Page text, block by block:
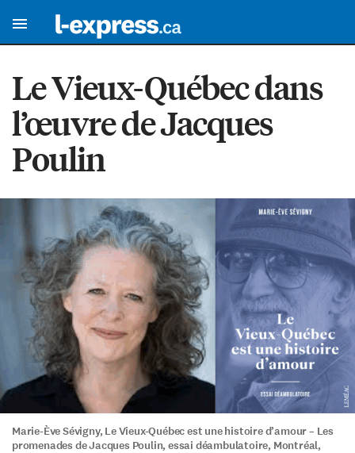
Le Vieux-Québec dans
l’œuvre de Jacques
Poulin
Marie-Ève Sévigny, Le Vieux-Québec est une histoire d’amour – Les
promenades de Jacques Poulin, essai déambulatoire, Montréal,